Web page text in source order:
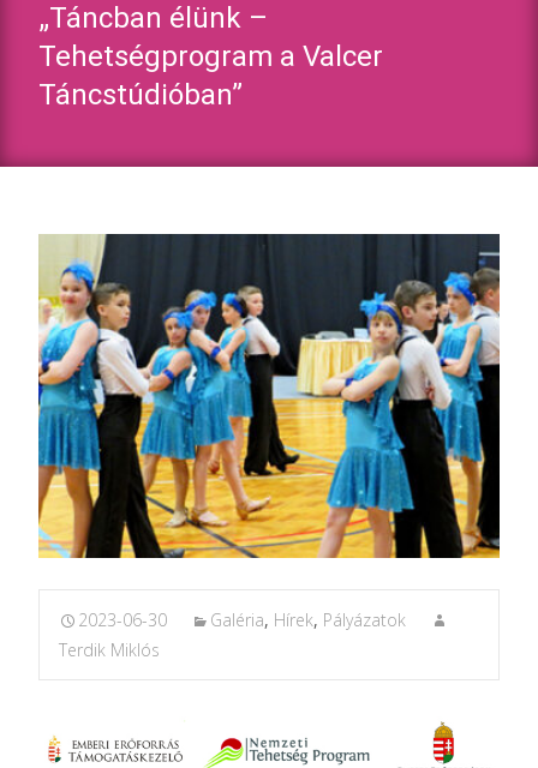
„Táncban élünk –
Tehetségprogram a Valcer
Táncstúdióban”
2023-06-30 Galéria, Hírek, Pályázatok
Terdik Miklós